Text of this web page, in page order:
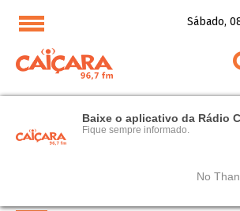
Baixe o aplicativo da Rádio
Fique sempre informado.
No
Sábado,